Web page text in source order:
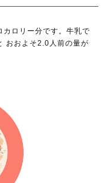
ロリー分です。牛乳で
おおよそ2.0人前の量が